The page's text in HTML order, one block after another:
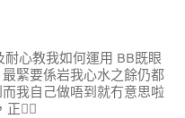
心教我如何運用 BB既眼
緊要係岩我心水之餘仍都
我自己做唔到就冇意思啦
👍🏻